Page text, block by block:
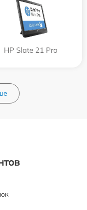
HP Slate 21 Pro